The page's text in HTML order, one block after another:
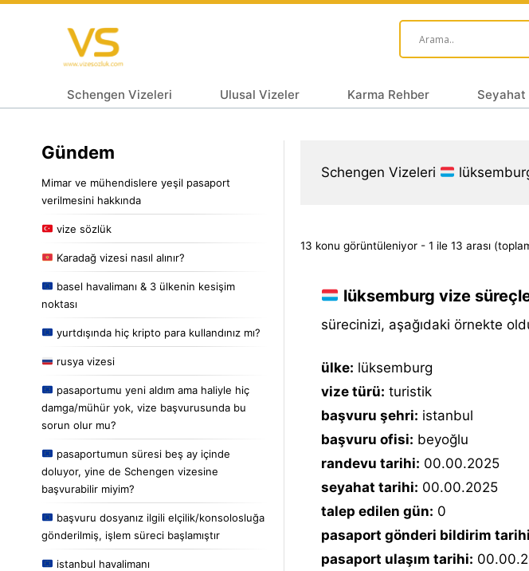
Schengen Vizeleri Ulusal Vizeler Karma Rehber Seyahat
Gündem
Mimar ve mühendislere yeşil pasaport
verilmesini hakkında
vize sözlük
Karadağ vizesi nasıl alınır?
basel havalimanı & 3 ülkenin kesişim
noktası
yurtdışında hiç kripto para kullandınız mı?
rusya vizesi
pasaportumu yeni aldım ama haliyle hiç
damga/mühür yok, vize başvurusunda bu
sorun olur mu?
pasaportumun süresi beş ay içinde
doluyor, yine de Schengen vizesine
başvurabilir miyim?
başvuru dosyanız ilgili elçilik/konsolosluğa
gönderilmiş, işlem süreci başlamıştır
istanbul havalimanı
Schengen Vizeleri
13 konu görüntüleniyor - 1 ile 13 arası
lüksemburg vize
sürecinizi, aşağıdaki örnekte
ülke: lüksemburg
vize türü: turistik
başvuru şehri: istanbul
başvuru ofisi: beyoğlu
randevu tarihi: 00.00.2025
seyahat tarihi: 00.00.2025
talep edilen gün: 0
pasaport gönderi bildirim
pasaport ulaşım tarihi: